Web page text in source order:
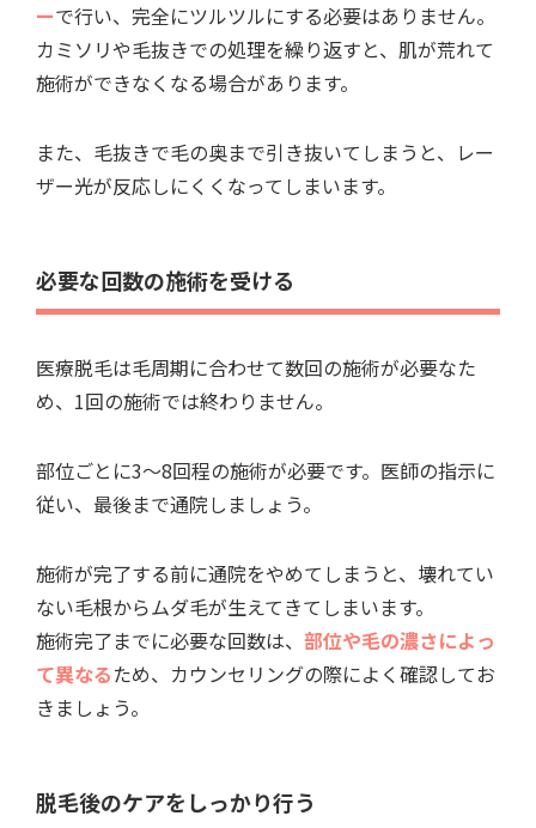
ーで行い、完全にツルツルにする必要はありません。
カミソリや毛抜きでの処理を繰り返すと、肌が荒れて
施術ができなくなる場合があります。
また、毛抜きで毛の奥まで引き抜いてしまうと、レー
ザー光が反応しにくくなってしまいます。
必要な回数の施術を受ける
医療脱毛は毛周期に合わせて数回の施術が必要なた
め、1回の施術では終わりません。
部位ごとに3～8回程の施術が必要です。医師の指示に
従い、最後まで通院しましょう。
施術が完了する前に通院をやめてしまうと、壊れてい
ない毛根からムダ毛が生えてきてしまいます。
施術完了までに必要な回数は、 部位や毛の濃さによっ
て異なるため、カウンセリングの際によく確認してお
きましょう。
脱毛後のケアをしっかり行う